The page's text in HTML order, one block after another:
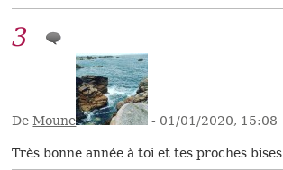
3
DeMoune - 01/01/2020, 15:08
Très bonne année à toi et tes proches bises